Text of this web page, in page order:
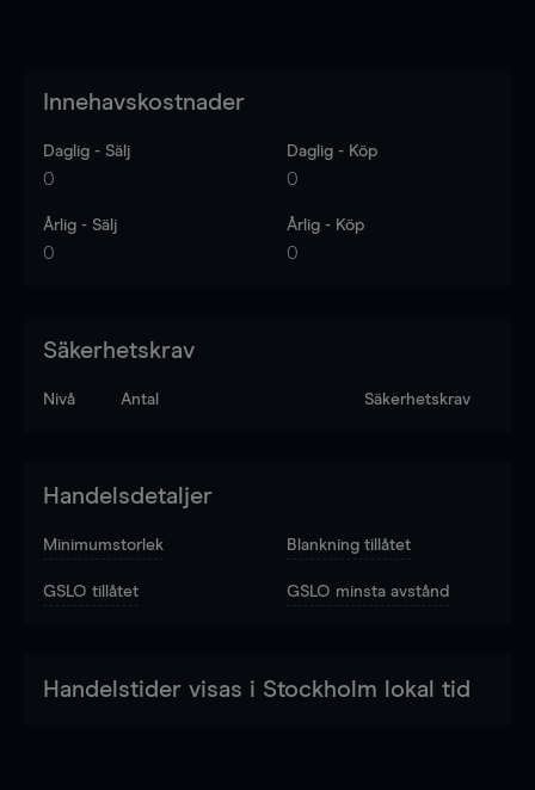
Innehavskostnader
Daglig - Sälj
0
Daglig - Köp
0
Årlig - Sälj
0
Årlig - Köp
0
Säkerhetskrav
Nivå Antal Säkerhetskrav
Handelsdetaljer
Minimumstorlek Blankning tillåtet
GSLO tillåtet GSLO minsta avstånd
Handelstider visas i Stockholm lokal tid